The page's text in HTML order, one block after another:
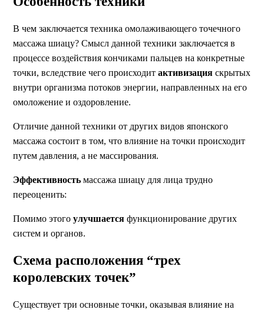
В чем заключается техника омолаживающего точечного
массажа шиацу? Смысл данной техники заключается в
процессе воздействия кончиками пальцев на конкретные
точки, вследствие чего происходит активизация скрытых
внутри организма потоков энергии, направленных на его
омоложение и оздоровление.
Отличие данной техники от других видов японского
массажа состоит в том, что влияние на точки происходит
путем давления, а не массирования.
Эффективность массажа шиацу для лица трудно
переоценить:
Помимо этого улучшается функционирование других
систем и органов.
Схема расположения “трех
королевских точек”
Существует три основные точки, оказывая влияние на